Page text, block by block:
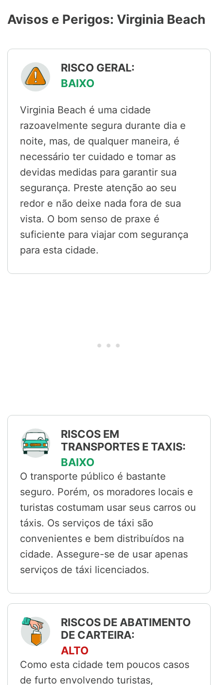
Avisos e Perigos: Virginia Beach
RISCO GERAL:
BAIXO
Virginia Beach é uma cidade
razoavelmente segura durante dia e
noite, mas, de qualquer maneira, é
necessário ter cuidado e tomar as
devidas medidas para garantir sua
segurança. Preste atenção ao seu
redor e não deixe nada fora de sua
vista. O bom senso de praxe é
suficiente para viajar com segurança
para esta cidade.
RISCOS EM
TRANSPORTES E TAXIS:
BAIXO
O transporte público é bastante
seguro. Porém, os moradores locais e
turistas costumam usar seus carros ou
táxis. Os serviços de táxi são
convenientes e bem distribuídos na
cidade. Assegure-se de usar apenas
serviços de táxi licenciados.
RISCOS DE ABATIMENTO
DE CARTEIRA:
ALTO
Como esta cidade tem poucos casos
de furto envolvendo turistas,